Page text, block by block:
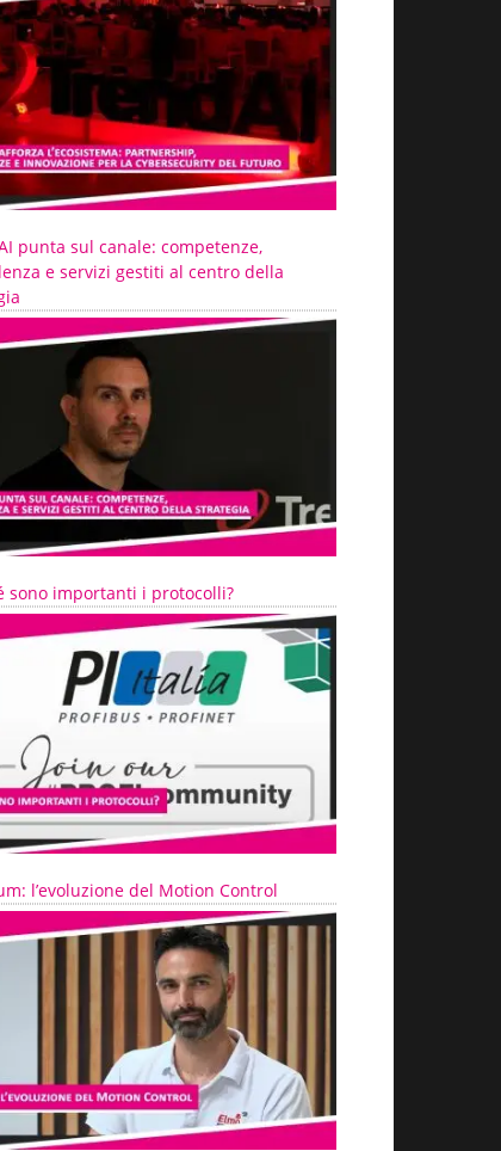
punta sul canale: competenze,
e servizi gestiti al centro della
sono importanti i protocolli?
l’evoluzione del Motion Control